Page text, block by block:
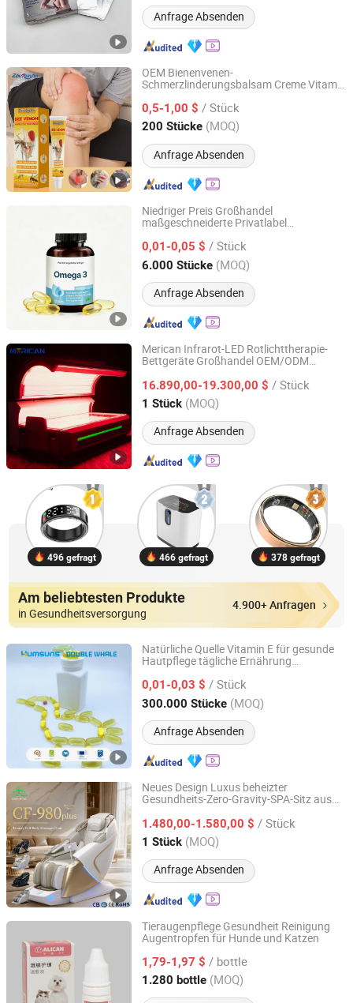
Anfrage Absenden
OEM Bienenvenen-
Schmerzlinderungsbalsam Creme Vitamin
Pflaster Arthritis Gelenk-Salbe für
Gesundheitsversorgung
0,5-1,00 $ / Stück
200 Stücke (MOQ)
Anfrage Absenden
Zourunan Pharmaceutical (Fujian) Co., Ltd.
Fujian, China Seit 2026
Niedriger Preis Großhandel
maßgeschneiderte Privatlabel
Gesundheit DHA EPA Omega 3
Weichkapseln 1000mg Fischöl Softgel
0,01-0,05 $ / Stück
6.000 Stücke (MOQ)
Anfrage Absenden
Henan Biosio Biotech Co., Ltd.
Henan, China Seit 2019
Merican Infrarot-LED Rotlichttherapie-
Bettgeräte Großhandel OEM/ODM
Schmerzlinderung
Gesundheitsversorgung
Photobiomodulation Maschine
16.890,00-19.300,00 $ / Stück
1 Stück (MOQ)
Anfrage Absenden
Guangzhou Merican Optoelectronic Technology Co., Ltd.
Guangdong, China Seit 2025
496 gefragt 466 gefragt 378 gefragt
Am beliebtesten Produkte
in Gesundheitsversorgung
4.900+ Anfragen
Natürliche Quelle Vitamin E für gesunde
Hautpflege tägliche Ernährung
Immungesundheit strahlende Haut
Zellschutz Hautelastizität
0,01-0,03 $ / Stück
300.000 Stücke (MOQ)
Anfrage Absenden
Qingdao Double Whale Pharmaceutical Co., Ltd.
Shandong, China Seit 2025
Neues Design Luxus beheizter
Gesundheits-Zero-Gravity-SPA-Sitz aus
elektronischer Stuhl mit
Ganzkörpermassage
1.480,00-1.580,00 $ / Stück
1 Stück (MOQ)
Anfrage Absenden
Jinhua Comfort Health Technology Co., Ltd
Zhejiang, China Seit 2024
Tieraugenpflege Gesundheit Reinigung
Augentropfen für Hunde und Katzen
1,79-1,97 $ / bottle
1.280 bottle (MOQ)
Dongguan Huashenghang Biotechnology Co., Ltd.
Guangdong, China Seit 2026